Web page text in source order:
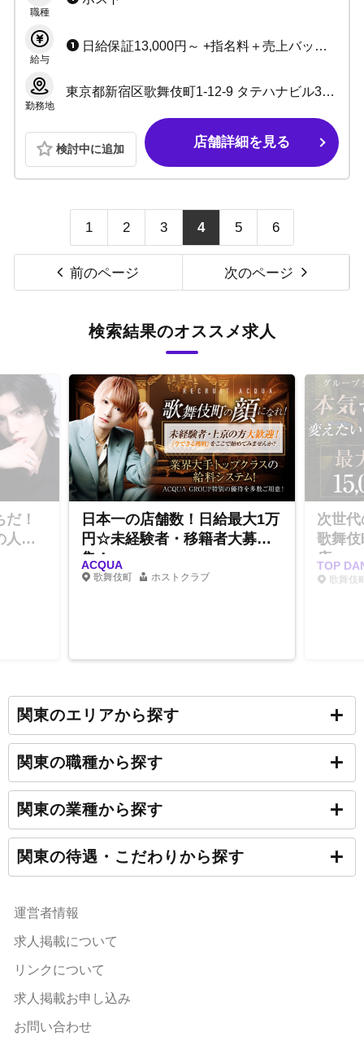
職種
給与
日給保証13,000円～ +指名料＋売上バック＋賞金
勤務地
東京都新宿区歌舞伎町1-12-9 タテハナビル3階-A
検討中に追加 店舗詳細を見る
1 2 3 4 5 6
前のページ 次のページ
検索結果のオススメ求人
！
人気
日本一の店舗数！日給最大1万
円☆未経験者・移籍者大募
集！
ACQUA
歌舞伎町 ホストクラブ
次世
歌舞
店
TOP
歌舞伎
関東のエリアから探す
関東の職種から探す
関東の業種から探す
関東の待遇・こだわりから探す
運営者情報
求人掲載について
リンクについて
求人掲載お申し込み
お問い合わせ